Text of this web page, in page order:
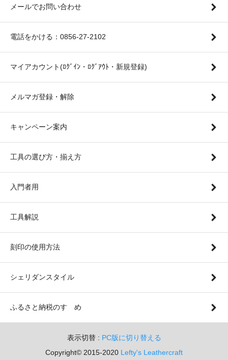
メールでお問い合わせ
電話をかける：0856-27-2102
マイアカウント(ﾛｸﾞｲﾝ・ﾛｸﾞｱｳﾄ・新規登録)
メルマガ登録・解除
キャンペーン案内
工具の選び方・揃え方
入門者用
工具解説
刻印の使用方法
シェリダンスタイル
ふるさと納税のすゝめ
表示切替 : PC版に切り替える
Copyright© 2015-2020 Lefty's Leathercraft